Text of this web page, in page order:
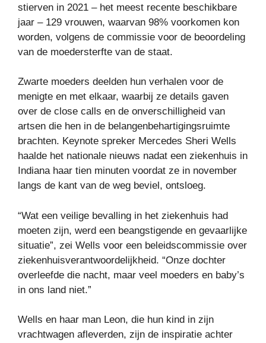
stierven in 2021 – het meest recente beschikbare
jaar – 129 vrouwen, waarvan 98% voorkomen kon
worden, volgens de commissie voor de beoordeling
van de moedersterfte van de staat.
Zwarte moeders deelden hun verhalen voor de
menigte en met elkaar, waarbij ze details gaven
over de close calls en de onverschilligheid van
artsen die hen in de belangenbehartigingsruimte
brachten. Keynote spreker Mercedes Sheri Wells
haalde het nationale nieuws nadat een ziekenhuis in
Indiana haar tien minuten voordat ze in november
langs de kant van de weg beviel, ontsloeg.
“Wat een veilige bevalling in het ziekenhuis had
moeten zijn, werd een beangstigende en gevaarlijke
situatie”, zei Wells voor een beleidscommissie over
ziekenhuisverantwoordelijkheid. “Onze dochter
overleefde die nacht, maar veel moeders en baby’s
in ons land niet.”
Wells en haar man Leon, die hun kind in zijn
vrachtwagen afleverden, zijn de inspiratie achter